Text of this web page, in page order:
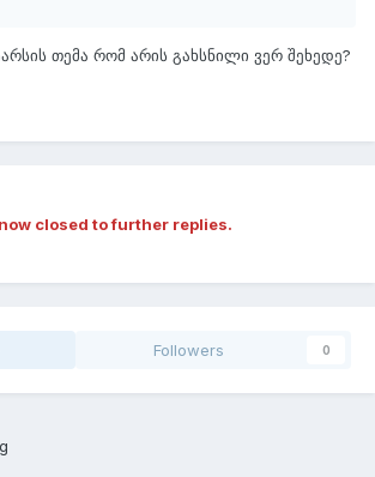
თემა რომ არის გახსნილი ვერ შეხედე?
closed to further replies.
Followers 0